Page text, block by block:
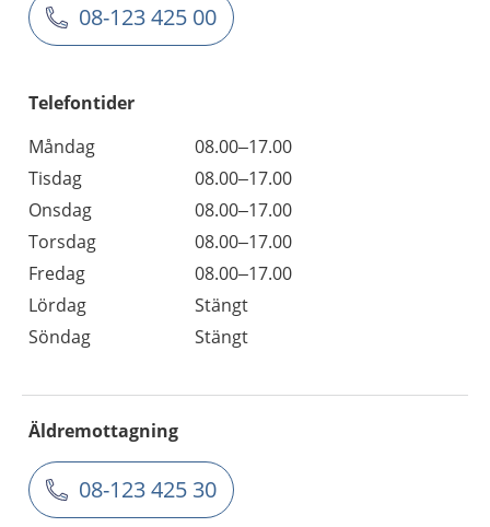
08-123 425 00
Telefontider
Måndag
08.00–17.00
Tisdag
08.00–17.00
Onsdag
08.00–17.00
Torsdag
08.00–17.00
Fredag
08.00–17.00
Lördag
Stängt
Söndag
Stängt
Äldremottagning
08-123 425 30